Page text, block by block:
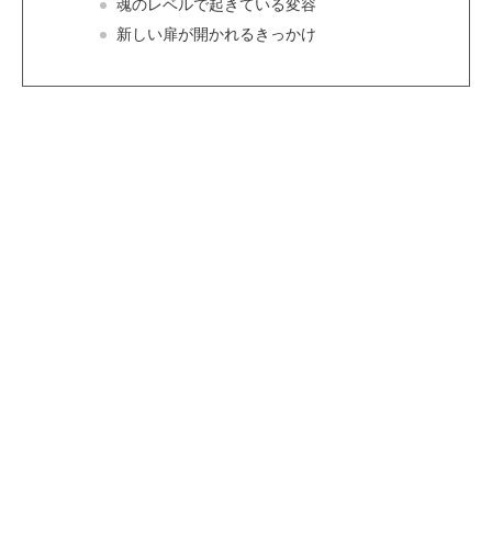
魂のレベルで起きている変容
新しい扉が開かれるきっかけ